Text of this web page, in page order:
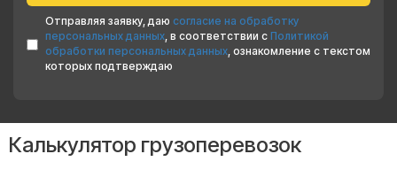
Отправляя заявку, даю согласие на обработку
персональных данных, в соответствии с Политикой
обработки персональных данных, ознакомление с текстом
которых подтверждаю
Калькулятор грузоперевозок